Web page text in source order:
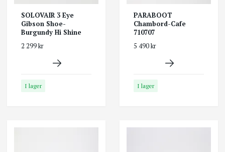
SOLOVAIR 3 Eye
Gibson Shoe-
Burgundy Hi Shine
2 299 kr
I lager
PARABOOT
Chambord-Cafe
710707
5 490 kr
I lager